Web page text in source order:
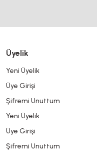
Üyelik
Yeni Üyelik
Üye Girişi
Şifremi Unuttum
Yeni Üyelik
Üye Girişi
Şifremi Unuttum